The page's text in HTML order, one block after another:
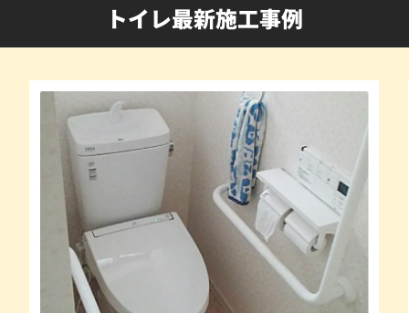
トイレ最新施工事例